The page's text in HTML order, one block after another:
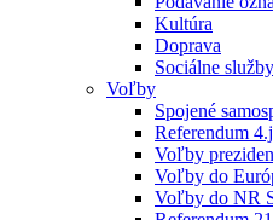
Kultúra
Doprava
Sociálne služby
Voľby
Spojené
Referendum
Voľby
Voľby do
Voľby do NR